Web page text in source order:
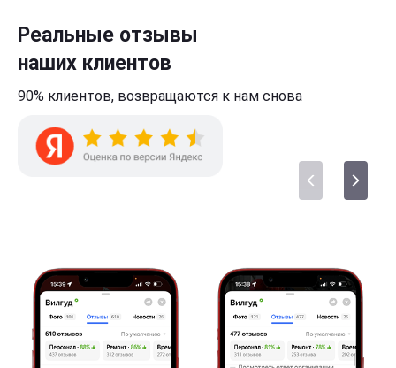
Реальные отзывы
наших клиентов
90% клиентов, возвращаются к нам снова